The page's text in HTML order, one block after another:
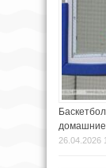
26.04.2026